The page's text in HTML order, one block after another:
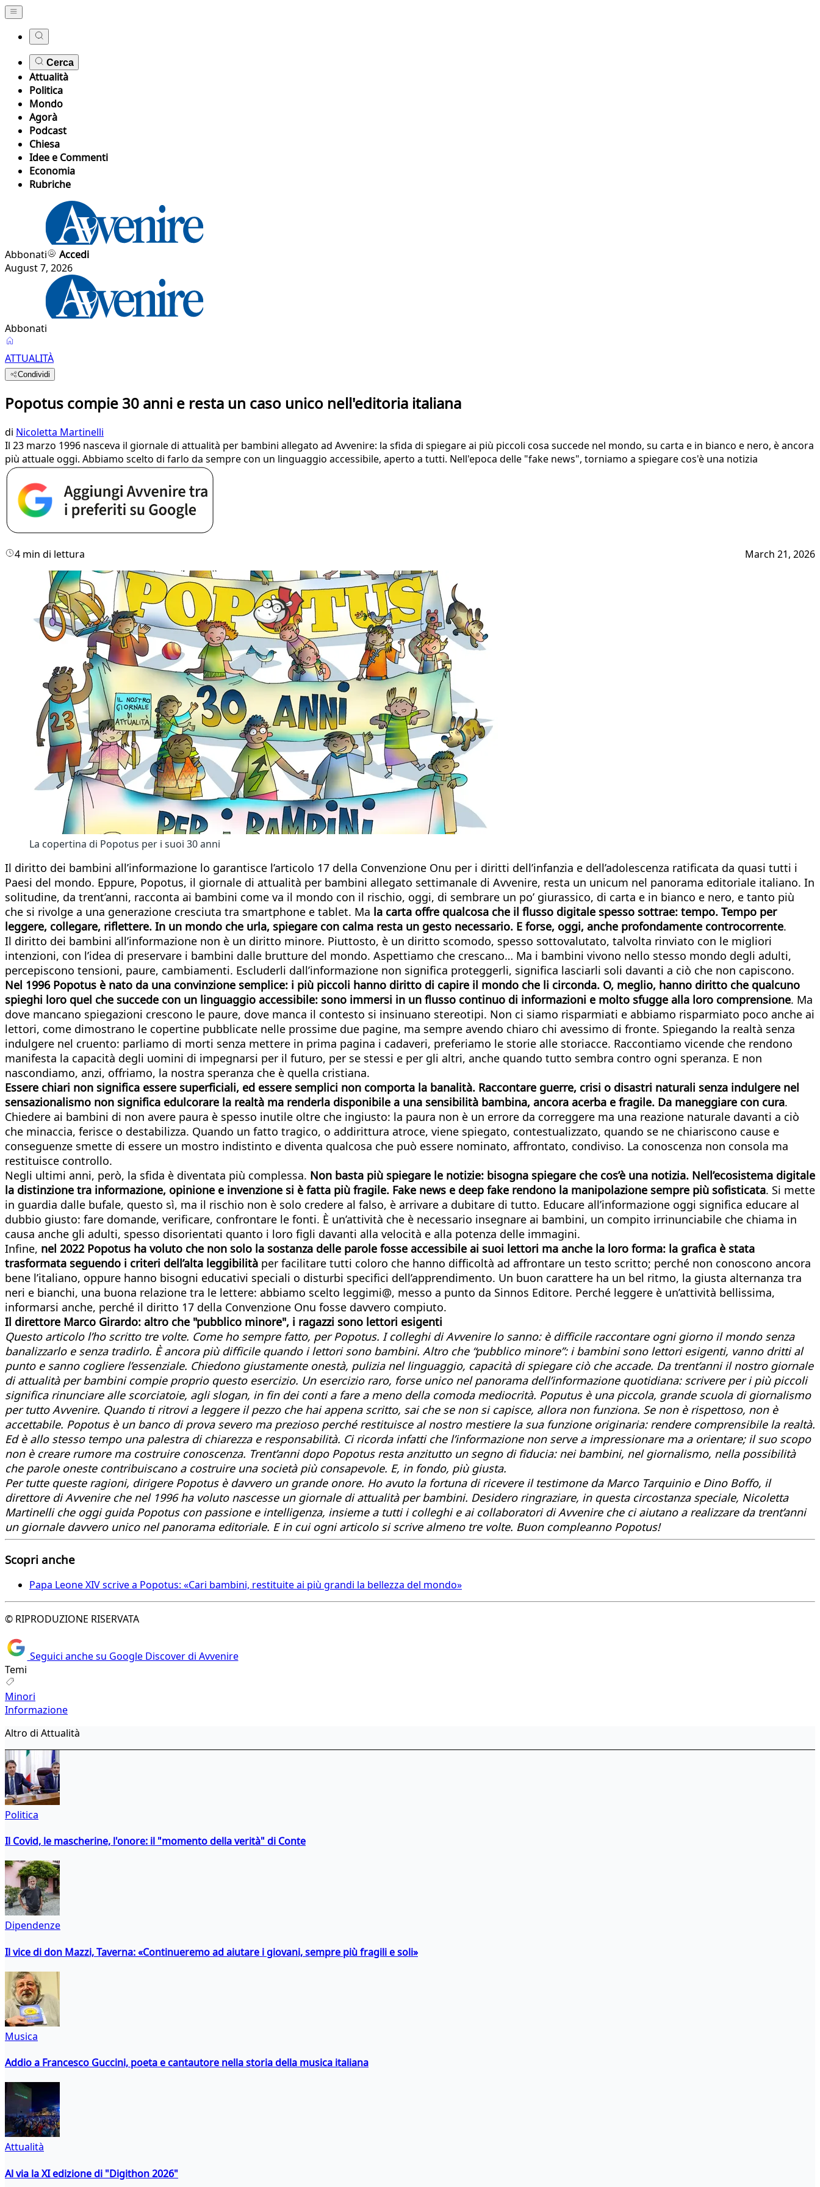
Cerca
Attualità
Politica
Mondo
Agorà
Podcast
Chiesa
Idee e Commenti
Economia
Rubriche
Abbonati
Accedi
August 7, 2026
Abbonati
ATTUALITÀ
Condividi
Popotus compie 30 anni e resta un caso unico nell'editoria italiana
di Nicoletta Martinelli
Il 23 marzo 1996 nasceva il giornale di attualità per bambini allegato ad Avvenire: la sfida di spiegare ai più piccoli cosa succede nel mondo, su carta e in bianco e nero, è ancora
più attuale oggi. Abbiamo scelto di farlo da sempre con un linguaggio accessibile, aperto a tutti. Nell'epoca delle "fake news", torniamo a spiegare cos'è una notizia
4 min di lettura March 21, 2026
La copertina di Popotus per i suoi 30 anni
Il diritto dei bambini all’informazione lo garantisce l’articolo 17 della Convenzione Onu per i diritti dell’infanzia e dell’adolescenza ratificata da quasi tutti i
Paesi del mondo. Eppure, Popotus, il giornale di attualità per bambini allegato settimanale di Avvenire, resta un unicum nel panorama editoriale italiano. In
solitudine, da trent’anni, racconta ai bambini come va il mondo con il rischio, oggi, di sembrare un po’ giurassico, di carta e in bianco e nero, e tanto più
che si rivolge a una generazione cresciuta tra smartphone e tablet. Ma la carta offre qualcosa che il flusso digitale spesso sottrae: tempo. Tempo per
leggere, collegare, riflettere. In un mondo che urla, spiegare con calma resta un gesto necessario. E forse, oggi, anche profondamente controcorrente.
Il diritto dei bambini all’informazione non è un diritto minore. Piuttosto, è un diritto scomodo, spesso sottovalutato, talvolta rinviato con le migliori
intenzioni, con l’idea di preservare i bambini dalle brutture del mondo. Aspettiamo che crescano… Ma i bambini vivono nello stesso mondo degli adulti,
percepiscono tensioni, paure, cambiamenti. Escluderli dall’informazione non significa proteggerli, significa lasciarli soli davanti a ciò che non capiscono.
Nel 1996 Popotus è nato da una convinzione semplice: i più piccoli hanno diritto di capire il mondo che li circonda. O, meglio, hanno diritto che qualcuno
spieghi loro quel che succede con un linguaggio accessibile: sono immersi in un flusso continuo di informazioni e molto sfugge alla loro comprensione. Ma
dove mancano spiegazioni crescono le paure, dove manca il contesto si insinuano stereotipi. Non ci siamo risparmiati e abbiamo risparmiato poco anche ai
lettori, come dimostrano le copertine pubblicate nelle prossime due pagine, ma sempre avendo chiaro chi avessimo di fronte. Spiegando la realtà senza
indulgere nel cruento: parliamo di morti senza mettere in prima pagina i cadaveri, preferiamo le storie alle storiacce. Raccontiamo vicende che rendono
manifesta la capacità degli uomini di impegnarsi per il futuro, per se stessi e per gli altri, anche quando tutto sembra contro ogni speranza. E non
nascondiamo, anzi, offriamo, la nostra speranza che è quella cristiana.
Essere chiari non significa essere superficiali, ed essere semplici non comporta la banalità. Raccontare guerre, crisi o disastri naturali senza indulgere nel
sensazionalismo non significa edulcorare la realtà ma renderla disponibile a una sensibilità bambina, ancora acerba e fragile. Da maneggiare con cura.
Chiedere ai bambini di non avere paura è spesso inutile oltre che ingiusto: la paura non è un errore da correggere ma una reazione naturale davanti a ciò
che minaccia, ferisce o destabilizza. Quando un fatto tragico, o addirittura atroce, viene spiegato, contestualizzato, quando se ne chiariscono cause e
conseguenze smette di essere un mostro indistinto e diventa qualcosa che può essere nominato, affrontato, condiviso. La conoscenza non consola ma
restituisce controllo.
Negli ultimi anni, però, la sfida è diventata più complessa. Non basta più spiegare le notizie: bisogna spiegare che cos’è una notizia. Nell’ecosistema digitale
la distinzione tra informazione, opinione e invenzione si è fatta più fragile. Fake news e deep fake rendono la manipolazione sempre più sofisticata. Si mette
in guardia dalle bufale, questo sì, ma il rischio non è solo credere al falso, è arrivare a dubitare di tutto. Educare all’informazione oggi significa educare al
dubbio giusto: fare domande, verificare, confrontare le fonti. È un’attività che è necessario insegnare ai bambini, un compito irrinunciabile che chiama in
causa anche gli adulti, spesso disorientati quanto i loro figli davanti alla velocità e alla potenza delle immagini.
Infine, nel 2022 Popotus ha voluto che non solo la sostanza delle parole fosse accessibile ai suoi lettori ma anche la loro forma: la grafica è stata
trasformata seguendo i criteri dell’alta leggibilità per facilitare tutti coloro che hanno difficoltà ad affrontare un testo scritto; perché non conoscono ancora
bene l’italiano, oppure hanno bisogni educativi speciali o disturbi specifici dell’apprendimento. Un buon carattere ha un bel ritmo, la giusta alternanza tra
neri e bianchi, una buona relazione tra le lettere: abbiamo scelto leggimi@, messo a punto da Sinnos Editore. Perché leggere è un’attività bellissima,
informarsi anche, perché il diritto 17 della Convenzione Onu fosse davvero compiuto.
Il direttore Marco Girardo: altro che "pubblico minore", i ragazzi sono lettori esigenti
Questo articolo l’ho scritto tre volte. Come ho sempre fatto, per Popotus. I colleghi di Avvenire lo sanno: è difficile raccontare ogni giorno il mondo senza
banalizzarlo e senza tradirlo. È ancora più difficile quando i lettori sono bambini. Altro che “pubblico minore”: i bambini sono lettori esigenti, vanno dritti al
punto e sanno cogliere l’essenziale. Chiedono giustamente onestà, pulizia nel linguaggio, capacità di spiegare ciò che accade. Da trent’anni il nostro giornale
di attualità per bambini compie proprio questo esercizio. Un esercizio raro, forse unico nel panorama dell’informazione quotidiana: scrivere per i più piccoli
significa rinunciare alle scorciatoie, agli slogan, in fin dei conti a fare a meno della comoda mediocrità. Poputus è una piccola, grande scuola di giornalismo
per tutto Avvenire. Quando ti ritrovi a leggere il pezzo che hai appena scritto, sai che se non si capisce, allora non funziona. Se non è rispettoso, non è
accettabile. Popotus è un banco di prova severo ma prezioso perché restituisce al nostro mestiere la sua funzione originaria: rendere comprensibile la realtà.
Ed è allo stesso tempo una palestra di chiarezza e responsabilità. Ci ricorda infatti che l’informazione non serve a impressionare ma a orientare; il suo scopo
non è creare rumore ma costruire conoscenza. Trent’anni dopo Popotus resta anzitutto un segno di fiducia: nei bambini, nel giornalismo, nella possibilità
che parole oneste contribuiscano a costruire una società più consapevole. E, in fondo, più giusta.
Per tutte queste ragioni, dirigere Popotus è davvero un grande onore. Ho avuto la fortuna di ricevere il testimone da Marco Tarquinio e Dino Boffo, il
direttore di Avvenire che nel 1996 ha voluto nascesse un giornale di attualità per bambini. Desidero ringraziare, in questa circostanza speciale, Nicoletta
Martinelli che oggi guida Popotus con passione e intelligenza, insieme a tutti i colleghi e ai collaboratori di Avvenire che ci aiutano a realizzare da trent’anni
un giornale davvero unico nel panorama editoriale. E in cui ogni articolo si scrive almeno tre volte. Buon compleanno Popotus!
Scopri anche
Papa Leone XIV scrive a Popotus: «Cari bambini, restituite ai più grandi la bellezza del mondo»
© RIPRODUZIONE RISERVATA
Seguici anche su Google Discover di Avvenire
Temi
Minori
Informazione
Altro di Attualità
Politica
Il Covid, le mascherine, l'onore: il "momento della verità" di Conte
Dipendenze
Il vice di don Mazzi, Taverna: «Continueremo ad aiutare i giovani, sempre più fragili e soli»
Musica
Addio a Francesco Guccini, poeta e cantautore nella storia della musica italiana
Attualità
Al via la XI edizione di "Digithon 2026"